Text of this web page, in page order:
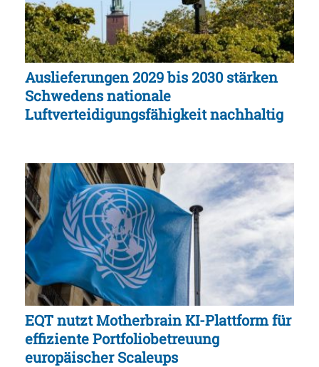
Auslieferungen 2029 bis 2030 stärken
Schwedens nationale
Luftverteidigungsfähigkeit nachhaltig
EQT nutzt Motherbrain KI-Plattform für
effiziente Portfoliobetreuung
europäischer Scaleups